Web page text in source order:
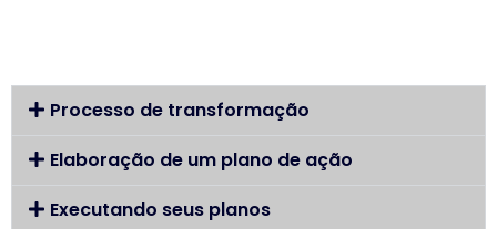
Processo de transformação
Elaboração de um plano de ação
Executando seus planos